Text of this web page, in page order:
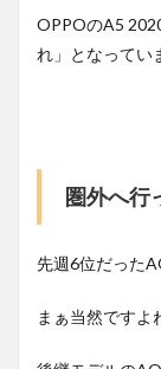
OPPOのA5
れ」となってい
圏外へ行
先週6位だった
まぁ当然ですよ